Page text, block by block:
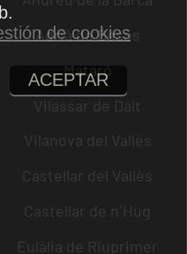
Adrià de Besòs
Mataró
Vilassar de Dalt
Vilanova del Vallès
Castellar del Vallès
Castellar de n´Hug
Eulàlia de Riuprimer
de cookies
ACEPTAR